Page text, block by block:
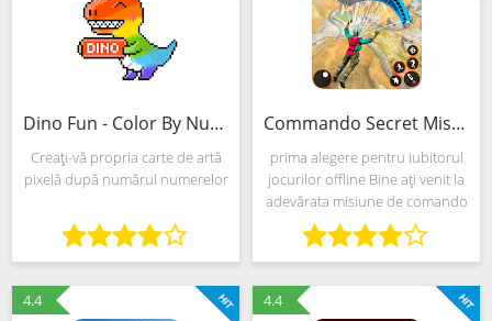
Dino Fun - Color By Numer (MOD, Totul deblocat)
Creați-vă propria carte de artă
pixelă după numărul numerelor
Commando Secret Misiune Liber Filmare Jocuri 2021 (Mod)
prima alegere pentru iubitorul
jocurilor offline Bine ați venit la
adevărata misiune de comando
- jocuri de împușcare fps
gratuite. „Jazzva gamers”
prezintă în mod onorabil o
adevărată misiune de
4.4 4.4